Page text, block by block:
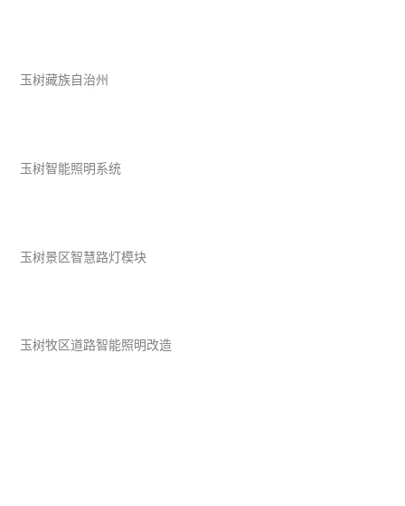
玉树藏族自治州
玉树智能照明系统
玉树景区智慧路灯模块
玉树牧区道路智能照明改造